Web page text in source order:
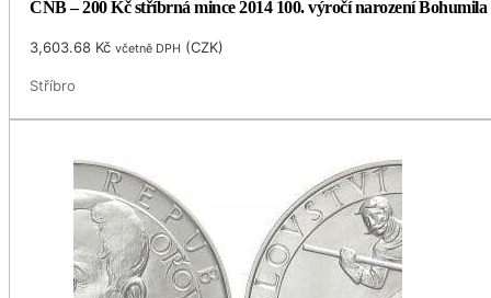
ČNB – 200 Kč stříbrná mince 2014 100. výročí narození
3,603.68 Kč včetně DPH (CZK)
Stříbro